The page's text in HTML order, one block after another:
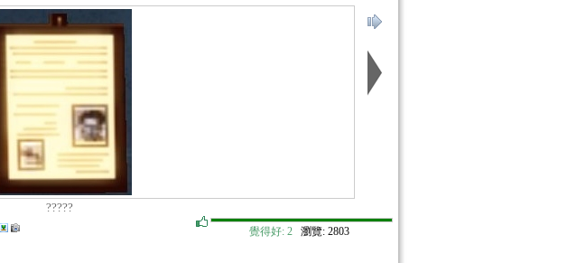
?????
覺得好: 2 瀏覽: 2803